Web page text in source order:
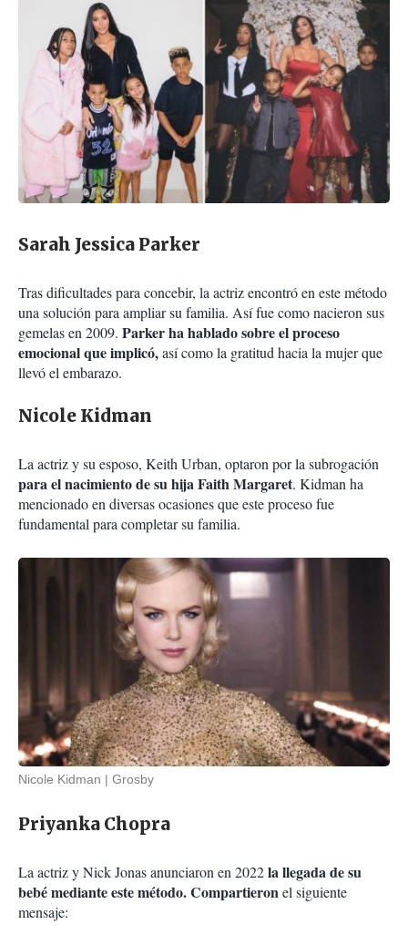
Sarah Jessica Parker
Tras dificultades para concebir, la actriz encontró en este método
una solución para ampliar su familia. Así fue como nacieron sus
gemelas en 2009. Parker ha hablado sobre el proceso
emocional que implicó,así como la gratitud hacia la mujer que
llevó el embarazo.
Nicole Kidman
La actriz y su esposo, Keith Urban, optaron por la subrogación
para el nacimiento de su hija Faith Margaret. Kidman ha
mencionado en diversas ocasiones que este proceso fue
fundamental para completar su familia.
Nicole Kidman Grosby
Priyanka Chopra
La actriz y Nick Jonas anunciaron en 2022la llegada de su
bebé mediante este método. Compartieronel siguiente
mensaje: